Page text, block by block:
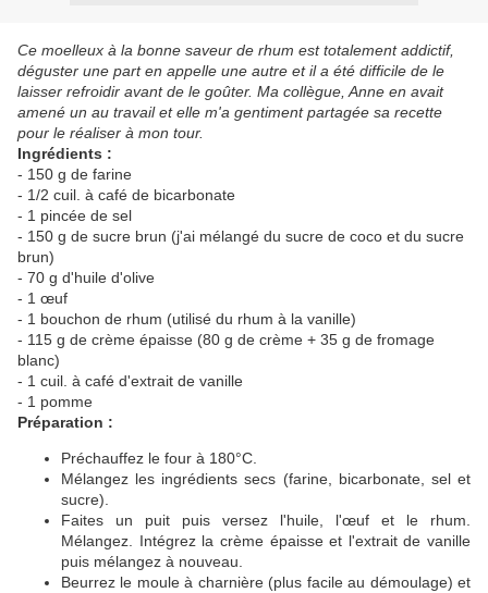
Ce moelleux à la bonne saveur de rhum est totalement addictif,
déguster une part en appelle une autre et il a été difficile de le
laisser refroidir avant de le goûter. Ma collègue, Anne en avait
amené un au travail et elle m'a gentiment partagée sa recette
pour le réaliser à mon tour.
Ingrédients :
- 150 g de farine
- 1/2 cuil. à café de bicarbonate
- 1 pincée de sel
- 150 g de sucre brun (j'ai mélangé du sucre de coco et du sucre
brun)
- 70 g d'huile d'olive
- 1 œuf
- 1 bouchon de rhum (utilisé du rhum à la vanille)
- 115 g de crème épaisse (80 g de crème + 35 g de fromage
blanc)
- 1 cuil. à café d'extrait de vanille
- 1 pomme
Préparation :
Préchauffez le four à 180°C.
Mélangez les ingrédients secs (farine, bicarbonate, sel et
sucre).
Faites un puit puis versez l'huile, l'œuf et le rhum.
Mélangez. Intégrez la crème épaisse et l'extrait de vanille
puis mélangez à nouveau.
Beurrez le moule à charnière (plus facile au démoulage) et